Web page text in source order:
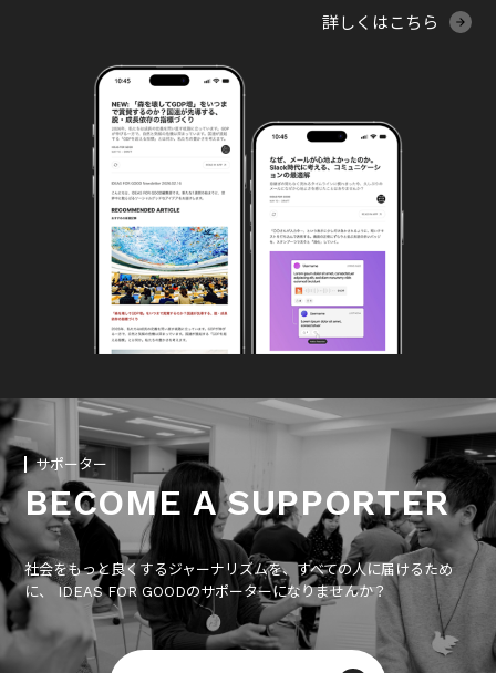
詳しくはこちら
サポーター
BECOME A SUPPORTER
社会をもっと良くするジャーナリズムを、すべての人に届けるため
に、 IDEAS FOR GOODのサポーターになりませんか？